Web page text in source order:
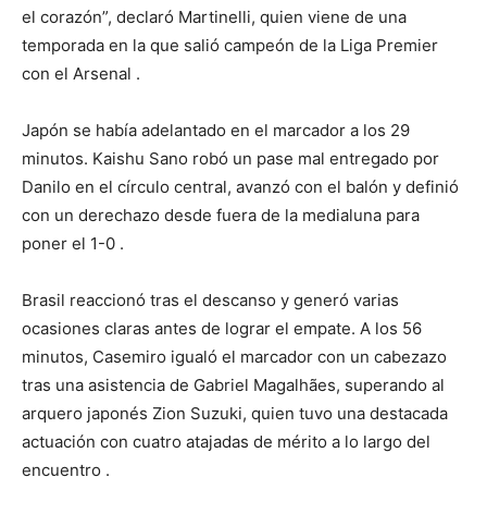
el corazón”, declaró Martinelli, quien viene de una
temporada en la que salió campeón de la Liga Premier
con el Arsenal .
Japón se había adelantado en el marcador a los 29
minutos. Kaishu Sano robó un pase mal entregado por
Danilo en el círculo central, avanzó con el balón y definió
con un derechazo desde fuera de la medialuna para
poner el 1-0 .
Brasil reaccionó tras el descanso y generó varias
ocasiones claras antes de lograr el empate. A los 56
minutos, Casemiro igualó el marcador con un cabezazo
tras una asistencia de Gabriel Magalhães, superando al
arquero japonés Zion Suzuki, quien tuvo una destacada
actuación con cuatro atajadas de mérito a lo largo del
encuentro .